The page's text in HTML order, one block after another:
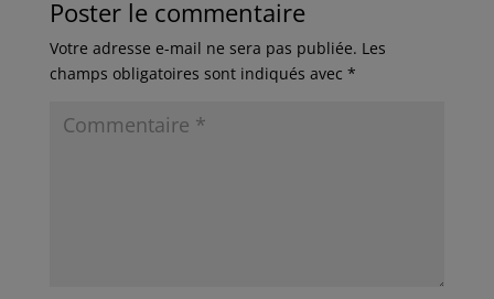
Poster le commentaire
Votre adresse e-mail ne sera pas publiée. Les
champs obligatoires sont indiqués avec *